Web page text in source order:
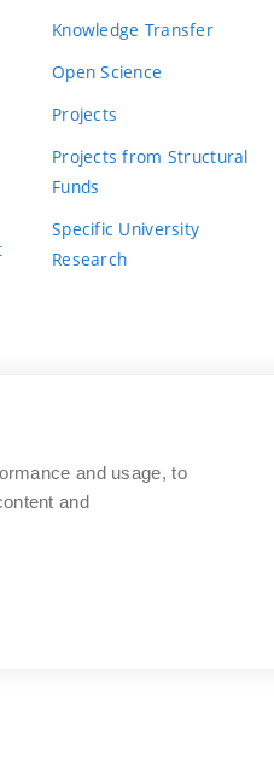
Knowledge Transfer
Open Science
Projects
Projects from Structural
Funds
Specific University
Research
and usage, to
and